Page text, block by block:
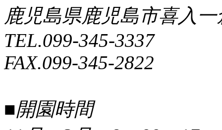
鹿児島県鹿児島市喜入一
TEL.099-345-3337
FAX.099-345-2822
■開園時間